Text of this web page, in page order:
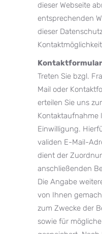
dieser Webseite
entsprechenden
dieser
Kontaktformular
Treten Sie bzgl.
Mail oder
erteilen Sie uns
Kontaktaufnahme
Einwilligung.
validen E-Mail-
dient der
anschließenden
Die Angabe
von Ihnen
zum Zwecke der
sowie für